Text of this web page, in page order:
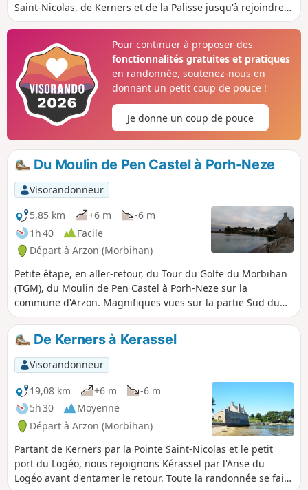
Saint-Nicolas, de Kerners et de la Palisse jusqu'à rejoindre
un autre sentier s'enfonçant dans les terres pour atteindre
des chemins coupant les deux dernières pointes pour
rejoindre celle de Saint-Nicolas et son superbe sentier
littoral aux arbres spectaculaires qui n'attendent qu'une
chose, celle d'être admiré une fois encore avant de
rejoindre le moulin de Pen Castel.
Pour continuer à proposer des
fonctionnalités gratuites et pratiques
en randonnée, soutenez-nous en
donnant un petit coup de pouce !
Je donne un coup de pouce
Du Moulin de Pen Castel à Porh-Neze
Visorandonneur
5,85 km
+6 m
-6 m
1h 40
Facile
Départ à Arzon (Morbihan)
Petite étape, en aller-retour, du Tour du Golfe du Morbihan
(TGM), du Moulin de Pen Castel à Porh-Neze sur la
commune d'Arzon. Magnifiques vues sur la partie Sud du
golfe : Île-aux-Moines, Îles Brannec et Gohivan. Baignades
possibles à la belle saison près de la pointe de Béché. Le
littoral est majoritairement vaseux sur le parcours. En hiver,
nombreux oiseaux, dont les hivernants. Attention aux
hautes mers de grandes marées, surtout par temps agité,
car certaines parties du sentier peuvent être submergées.
Vérifier les heures et coefficients de marée avant de vous y
engager. De novembre à avril, après les pluies, nombreuses
parties du sentier sont très boueuses.
De Kerners à Kerassel
Visorandonneur
19,08 km
+6 m
-6 m
5h 30
Moyenne
Départ à Arzon (Morbihan)
Partant de Kerners par la Pointe Saint-Nicolas et le petit
port du Logéo, nous rejoignons Kérassel par l'Anse du
Logéo avant d'entamer le retour. Toute la randonnée se fait